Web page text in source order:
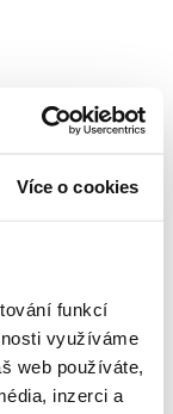
Více o cookies
funkcí
využíváme
web používáte,
inzerci a
nu vă